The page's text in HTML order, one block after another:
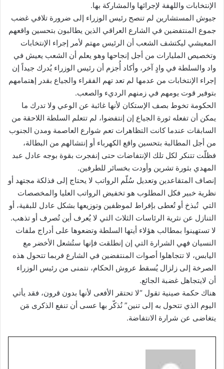
الإنتخابات واللهفة لإجرائها والمشاركة بها.
جيوش المستشارين لم تنصح رئيس الوزراء إلى ضرورة تلافي غضب
جموع المنتفضين في الشارع العراقي الذين يطالبون بتحسين واقعهم
المعيشي ليكتشف الشعب أن الرئيس مهتم لأمر إجراء الإنتخابات
وتخصيص المليارات من أجل إنجاحها وهو يعلم أن الشعب يعيش في
واد والسلطة في وادٍ آخر، وأكاد أُجزم أن رئيس الوزراء يُدرك جيداً إن
إجراء الإنتخابات من عدمها لم تعد تهم الفقراء والجياع بقدر إهتمامهم
بتوفير قوت يومهم في زمنهم الرديء والصعب.
الحكومة تخوط بصف الإستكان لأنها غائبة عن الوعي ولا تدرك ما
يمكن أن تفعله ثورة الجياع إن إنتفضوا، لم تتعلم السلطة اللاحقة من
السابقات عندما كانت التظاهرات تعم شوارع العاصمة ومدن الجنوب
من أجل المطالبة بتحسين واقع الكهرباء أو إنتشالهم من البطالة،
فظلّت تتنكر لكل تلك الإنتفاضات حتى إنفجرت بقوة بوجه عادل عبد
المهدي بثورة تشرين وأودت بخسائر للطرفين.
إنصاف المتقاعدين وتعديل سُلّم الرواتب لا يحتاج إلى فذلكة مجتهد أو
نظرية خبير فكل المطلوب هو تخفيض الرواتب العليا والمخصصات
التي تُبذخ أو تُعطى بإفراط لموظفين وتوزيعها بشكل عادل للبقية، أو
التنازل عن نثرية الرئاسات الثلاث التي لا يُعرف أين تُصرف أو تذهب.
لا تستهينوا بمطالب هؤلاء أيتها السلطة وتضعوها على أدراج ملفات
النسيان فهي الشرارة التي إن إنطلقت فإنها ستُشعل الأخضر مع
اليابس، لا تتجاهلوا أصوات المنتفضين في الشارع فربما تتحول هذه
الصرخة إلى زلزال يُسقط عروش الحكام، نتمنى من رئيس الوزراء
أن لايتجاهل غضبة الجائع.
هناك حكمة صينية تقول “لا تحتقر الأفعى لأنها بدون قرون، فقد يأتي
اليوم الذي تتحول به إلى تنين” نُذكّر بها عسى أن تنفع الذكرى مَن
يتغاضى عن شرارة الانتفاضة.